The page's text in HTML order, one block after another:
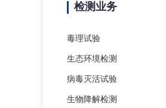
检测业务
毒理试验
生态环境检测
病毒灭活试验
生物降解检测